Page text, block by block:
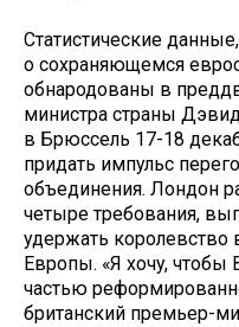
Статистические
о сохраняющемся
обнародованы в
министра страны
в Брюссель 17-18
придать импульс
объединения. Лондон
четыре требования,
удержать королевство
Европы. «Я хочу, чтобы
частью
британский премьер-